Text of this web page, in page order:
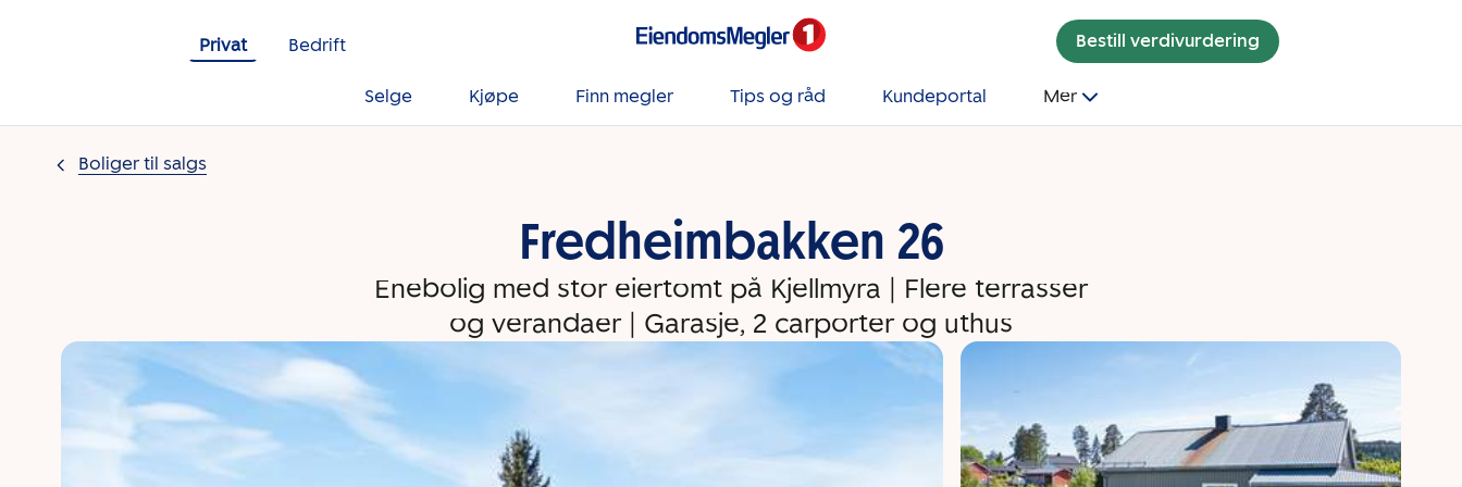
Privat
Bedrift Bestill verdivurdering
Selge Kjøpe Finn megler Tips og råd Kundeportal Mer
Boliger til salgs
Fredheimbakken 26
Enebolig med stor eiertomt på Kjellmyra | Flere terrasser
og verandaer | Garasje, 2 carporter og uthus